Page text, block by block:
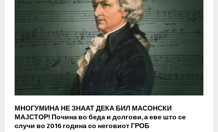
МНОГУМИНА НЕ ЗНААТ ДЕКА БИЛ МАСОНСКИ
МАЈСТОР! Почина во беда и долгови, а еве што се
случи во 2016 година со неговиот ГРОБ